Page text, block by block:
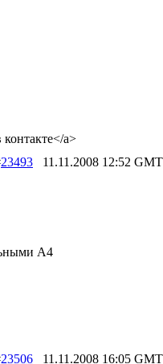
a>
23493 11.11.2008 12:52
А4
23506 11.11.2008 16:05